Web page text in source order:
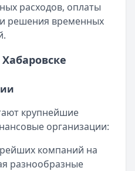
расходов, оплаты
решения временных
крупнейшие
организации:
компаний на
разнообразные